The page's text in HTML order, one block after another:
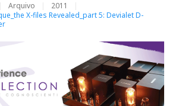
Arquivo
2011
X-files Revealed_part 5: Devialet D-